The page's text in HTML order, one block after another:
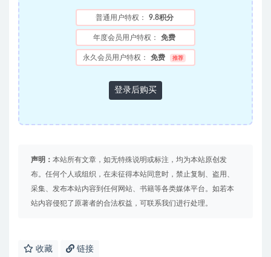
普通用户特权： 9.8积分
年度会员用户特权： 免费
永久会员用户特权： 免费 推荐
登录后购买
声明： 本站所有文章，如无特殊说明或标注，均为本站原创发
布。任何个人或组织，在未征得本站同意时，禁止复制、盗用、
采集、发布本站内容到任何网站、书籍等各类媒体平台。如若本
站内容侵犯了原著者的合法权益，可联系我们进行处理。
收藏 链接